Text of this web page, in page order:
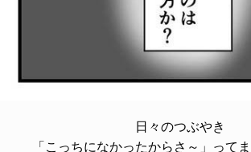
日々のつぶやき
「こっちになかったからさ～」って